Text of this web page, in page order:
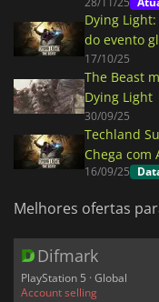
Dying
do evento
17/10/25
The Beast
Dying Light
30/09/25
Techland
Chega com
16/09/25
Melhores ofertas
Difmark
PlayStation 5 · Global
Account selling